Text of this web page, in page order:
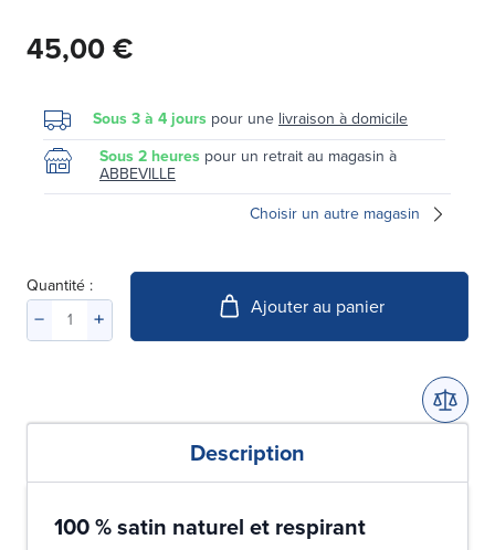
45,00 €
Sous 3 à 4 jours pour une livraison à domicile
Sous 2 heures pour un retrait au magasin à
ABBEVILLE
Choisir un autre magasin
Quantité :
Ajouter au panier
Description
100 % satin naturel et respirant